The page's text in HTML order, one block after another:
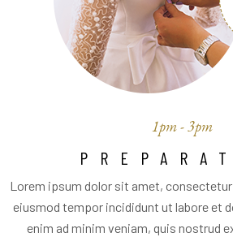
1pm - 3pm
Lorem ipsum dolor sit amet,
eiusmod tempor incididunt ut labore et
enim ad minim veniam, quis nostrud